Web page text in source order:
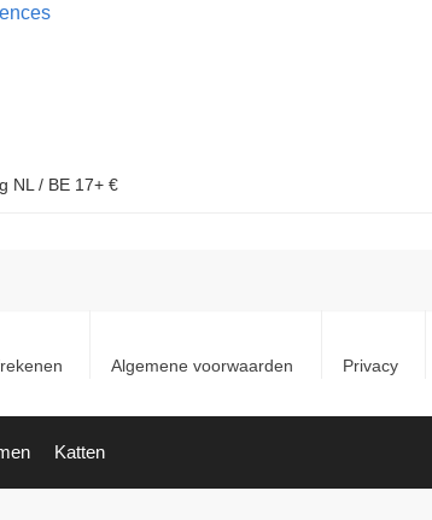
NL / BE 17+ €
Algemene voorwaarden Privacy
Katten